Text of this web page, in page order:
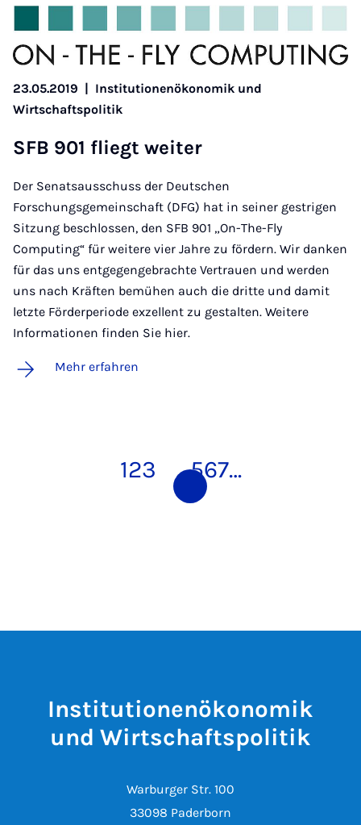
23.05.2019
Institutionenökonomik und
Wirtschaftspolitik
SFB 901 fliegt wei­ter
Der Senatsausschuss der Deutschen
Forschungsgemeinschaft (DFG) hat in seiner gestrigen
Sitzung beschlossen, den SFB 901 „On-The-Fly
Computing“ für weitere vier Jahre zu fördern. Wir danken
für das uns entgegengebrachte Vertrauen und werden
uns nach Kräften bemühen auch die dritte und damit
letzte Förderperiode exzellent zu gestalten. Weitere
Informationen finden Sie hier.
Mehr erfahren
123 4 567…
Institutionenökonomik
und Wirtschaftspolitik
Warburger Str. 100
33098 Paderborn